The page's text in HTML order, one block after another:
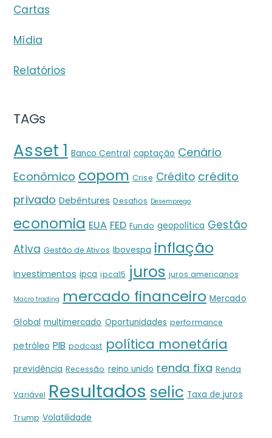
Cartas
Mídia
Relatórios
TAGs
Asset 1 Banco Central captação Cenário
Econômico copom Crise Crédito crédito
privado Debêntures Desafios Desemprego
economia EUA FED Fundo geopolítica Gestão
Ativa Gestão de Ativos Ibovespa inflação
investimentos ipca ipca15 juros juros americanos
Macro trading mercado financeiro Mercado
Global multimercado Oportunidades performance
petróleo PIB podcast política monetária
previdência Recessão reino unido renda fixa Renda
Variável Resultados selic Taxa de juros
Trump Volatilidade